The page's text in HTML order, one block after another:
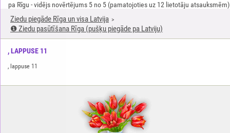
Ziedu piegāde Rīga un visa Latvija
❶ Ziedu pasūtīšana Rīga (pušķu piegāde pa Latviju)
, LAPPUSE 11
, lappuse 11
pa Rīgu -vidējs novērtējums 5 no 5 (pamatojoties uz 12 lietotāju atsauksmēm)